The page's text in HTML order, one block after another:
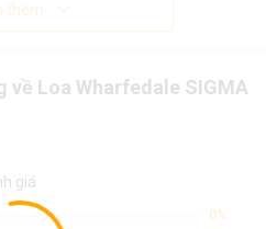
thêm
về Loa Wharfedale SIGMA
giá
0%